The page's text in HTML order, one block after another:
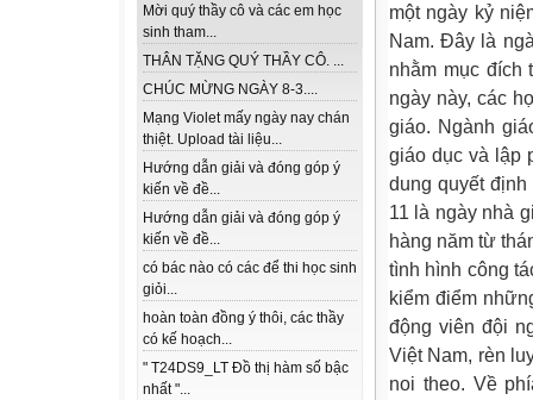
Mời quý thầy cô và các em học
sinh tham...
THÂN TẶNG QUÝ THẦY CÔ. ...
CHÚC MỪNG NGÀY 8-3....
Mạng Violet mấy ngày nay chán
thiệt. Upload tài liệu...
Hướng dẫn giải và đóng góp ý
kiến về đề...
Hướng dẫn giải và đóng góp ý
kiến về đề...
có bác nào có các để thi học sinh
giỏi...
hoàn toàn đồng ý thôi, các thầy
có kế hoạch...
" T24DS9_LT Đồ thị hàm số bậc
nhất "...
một ngày kỷ
Nam. Đây là
nhằm mục đích
ngày này, các
giáo. Ngành
giáo dục và lập
dung quyết
11 là ngày nhà
hàng năm từ
tình hình công
kiểm điểm
động viên đội
Việt Nam, rèn
noi theo. Về